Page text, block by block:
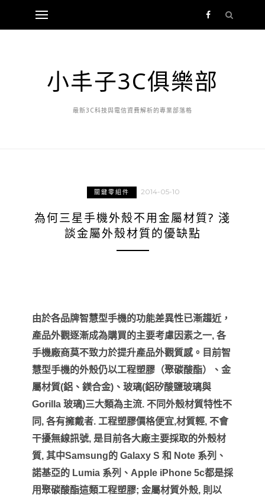
小丰子3C俱樂部
最新3C科技與電信資費解析的專業部落格
關鍵零組件 2014-05-10
為何三星手機外殼不用金屬材質? 淺
談金屬外殼材質的優缺點
由於各品牌智慧型手機的功能差異性已漸趨近，
產品外觀逐漸成為購買的主要考慮因素之一, 各
手機廠商莫不致力於提升產品外觀質感。目前智
慧型手機的外殼仍以工程塑膠（聚碳酸酯）、金
屬材質(鋁、鎂合金) 、玻璃(鋁矽酸鹽玻璃與
Gorilla 玻璃)三大類為主流. 不同外殼材質特性不
同 , 各有擁戴者. 工程塑膠價格便宜,材質輕, 不會
干擾無線訊號, 是目前各大廠主要採取的外殼材
質, 其中Samsung的 Galaxy S 和 Note 系列、
諾基亞的 Lumia 系列、 Apple iPhone 5c都是採
用聚碳酸酯這類工程塑膠; 金屬材質外殼, 則以